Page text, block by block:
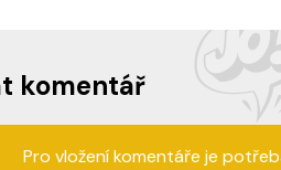
komentář
Pro vložení komentáře je